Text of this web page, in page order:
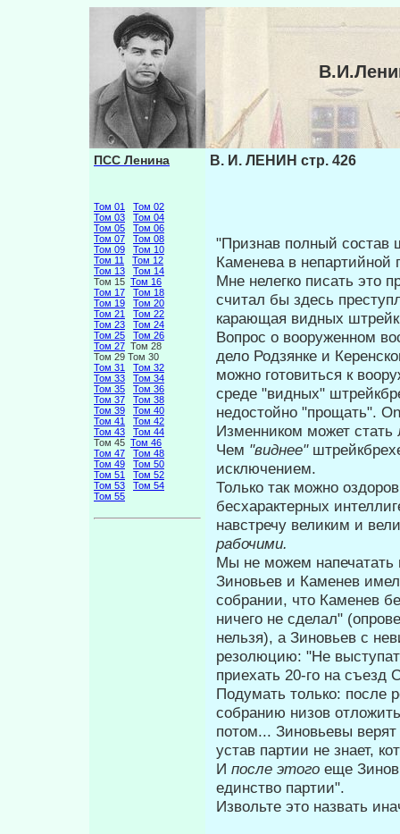
ПСС Ленина
Том 01
Том 02
Том 03
Том 04
Том 05
Том 06
Том 07
Том 08
Том 09
Том 10
Том 11
Том 12
Том 13
Том 14
Том 15 Том 16
Том 17
Том 18
Том 19
Том 20
Том 21
Том 22
Том 23
Том 24
Том 25
Том 26
Том 27 Том 28
Том 29 Том 30
Том 31
Том 32
Том 33
Том 34
Том 35
Том 36
Том 37
Том 38
Том 39
Том 40
Том 41
Том 42
Том 43
Том 44
Том 45 Том 46
Том 47
Том 48
Том 49
Том 50
Том 51
Том 52
Том 53
Том 54
Том 55
В. И. ЛЕНИН стр. 426
"Признав полный состав
Каменева в непартийной
Мне нелегко писать это
считал бы здесь
карающая видных
Вопрос о вооруженном
дело Родзянке и
можно гото­виться к
среде "видных"
недостойно "прощать".
Изменником может
Чем "виднее"
исключением.
Только так можно
бесхарактер­ных
навстречу великим и
рабочими.
Мы не можем
Зиновьев и Каменев
собрании, что Каменев
ничего не сделал"
нельзя), а Зиновьев с
резолюцию: "Не
приехать 20-го на съезд
Подумать только: после
собранию низов
потом... Зиновьевы
устав партии не знает,
И после этого еще
единст­во партии".
Извольте это назвать